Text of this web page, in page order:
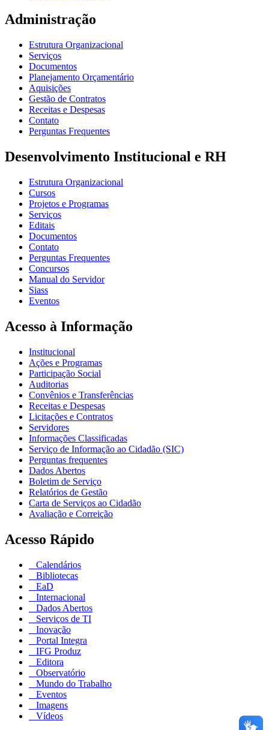
Administração
Estrutura Organizacional
Serviços
Documentos
Planejamento Orçamentário
Aquisições
Gestão de Contratos
Receitas e Despesas
Contato
Perguntas Frequentes
Desenvolvimento Institucional e RH
Estrutura Organizacional
Cursos
Projetos e Programas
Serviços
Editais
Documentos
Contato
Perguntas Frequentes
Concursos
Manual do Servidor
Siass
Eventos
Acesso à Informação
Institucional
Ações e Programas
Participação Social
Auditorias
Convênios e Transferências
Receitas e Despesas
Licitações e Contratos
Servidores
Informações Classificadas
Serviço de Informação ao Cidadão (SIC)
Perguntas frequentes
Dados Abertos
Boletim de Serviço
Relatórios de Gestão
Carta de Serviços ao Cidadão
Avaliação e Correição
Acesso Rápido
Calendários
Bibliotecas
EaD
Internacional
Dados Abertos
Serviços de TI
Inovação
Portal Integra
IFG Produz
Editora
Observatório
Mundo do Trabalho
Eventos
Imagens
Vídeos